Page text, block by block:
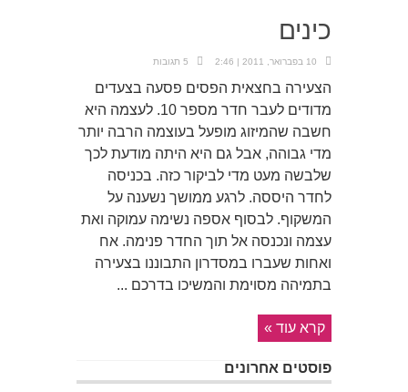
כינים
10 בפברואר, 2011 | 2:46 5 תגובות
הצעירה בחצאית הפסים פסעה בצעדים
מדודים לעבר חדר מספר 10. לעצמה היא
חשבה שהמיזוג מופעל בעוצמה הרבה יותר
מדי גבוהה, אבל גם היא היתה מודעת לכך
שלבשה מעט מדי לביקור כזה. בכניסה
לחדר היססה. לרגע ממושך נשענה על
המשקוף. לבסוף אספה נשימה עמוקה ואת
עצמה ונכנסה אל תוך החדר פנימה. אח
ואחות שעברו במסדרון התבוננו בצעירה
בתמיהה מסוימת והמשיכו בדרכם ...
קרא עוד »
פוסטים אחרונים